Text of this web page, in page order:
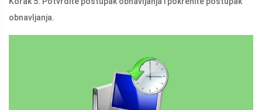
obnavljanja.